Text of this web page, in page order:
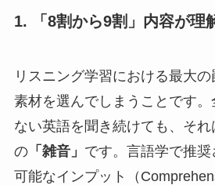
1. 「8割から9割」内容が理
リスニング学習における最大
素材を選んでしまうことです。
ない英語を聞き続けても、そ
の「雑音」 です。言語学で推
可能なインプット（